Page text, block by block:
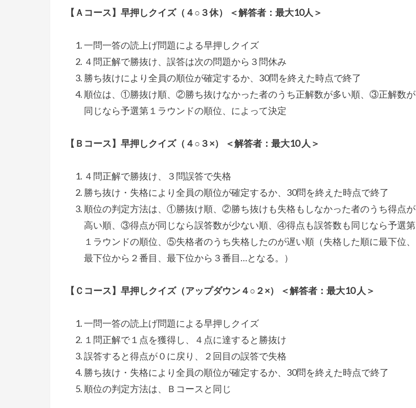
【Ａコース】早押しクイズ（４○３休） ＜解答者：最大10人＞
一問一答の読上げ問題による早押しクイズ
４問正解で勝抜け、誤答は次の問題から３問休み
勝ち抜けにより全員の順位が確定するか、30問を終えた時点で終了
順位は、①勝抜け順、②勝ち抜けなかった者のうち正解数が多い順、③正解数が
同じなら予選第１ラウンドの順位、によって決定
【Ｂコース】早押しクイズ（４○３×） ＜解答者：最大10 人＞
４問正解で勝抜け、３問誤答で失格
勝ち抜け・失格により全員の順位が確定するか、30問を終えた時点で終了
順位の判定方法は、①勝抜け順、②勝ち抜けも失格もしなかった者のうち得点が
高い順、③得点が同じなら誤答数が少ない順、④得点も誤答数も同じなら予選第
１ラウンドの順位、⑤失格者のうち失格したのが遅い順（失格した順に最下位、
最下位から２番目、最下位から３番目…となる。）
【Ｃコース】早押しクイズ（アップダウン４○２×） ＜解答者：最大10 人＞
一問一答の読上げ問題による早押しクイズ
１問正解で１点を獲得し、４点に達すると勝抜け
誤答すると得点が０に戻り、２回目の誤答で失格
勝ち抜け・失格により全員の順位が確定するか、30問を終えた時点で終了
順位の判定方法は、Ｂコースと同じ